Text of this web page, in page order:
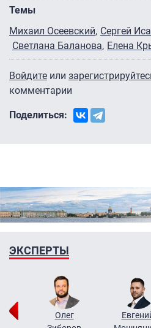
Темы
Михаил Осеевский Сергей
Светлана Баланова Елена
Войдите или
комментарии
Поделиться:
ЭКСПЕРТЫ
Олег